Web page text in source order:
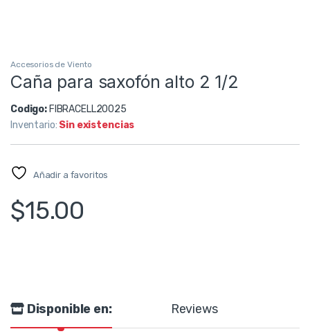
Accesorios de Viento
Caña para saxofón alto 2 1/2
Codigo: FIBRACELL20025
Inventario: Sin existencias
Añadir a favoritos
$15.00
Disponible en: Reviews